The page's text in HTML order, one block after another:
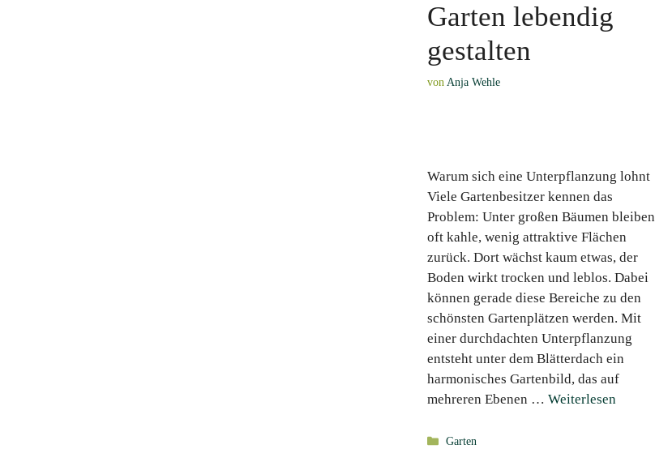
Garten lebendig
gestalten
vonAnja Wehle
Warum sich eine Unterpflanzung lohnt
Viele Gartenbesitzer kennen das
Problem: Unter großen Bäumen bleiben
oft kahle, wenig attraktive Flächen
zurück. Dort wächst kaum etwas, der
Boden wirkt trocken und leblos. Dabei
können gerade diese Bereiche zu den
schönsten Gartenplätzen werden. Mit
einer durchdachten Unterpflanzung
entsteht unter dem Blätterdach ein
harmonisches Gartenbild, das auf
mehreren Ebenen … Weiterlesen
Kategorien
Garten